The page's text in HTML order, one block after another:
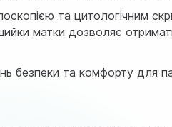
та
матки дозволяє
безпеки та комфорту для